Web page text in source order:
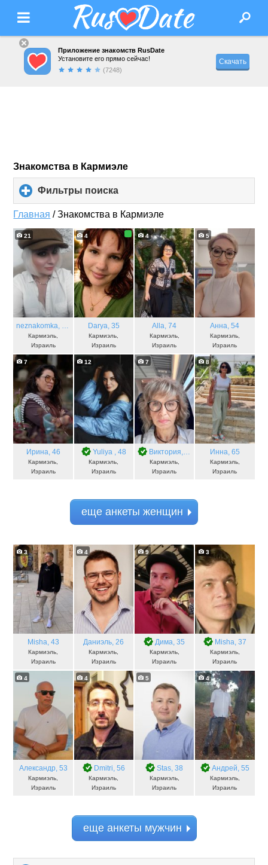
Приложение знакомств RusDate
Установите его прямо сейчас!
(7248)
Скачать
Знакомства в Кармиэле
Фильтры поиска
to
expand
contents
Главная /Знакомства в Кармиэле
21
neznakomka, 61
Кармиэль,
Израиль
4
Darya, 35
Кармиэль,
Израиль
4
Alla, 74
Кармиэль,
Израиль
5
Анна, 54
Кармиэль,
Израиль
7
Ирина, 46
Кармиэль,
Израиль
12
Yuliya , 48
Кармиэль,
Израиль
7
Виктория, 60
Кармиэль,
Израиль
8
Инна, 65
Кармиэль,
Израиль
еще анкеты женщин
3
Misha, 43
Кармиэль,
Израиль
4
Даниэль, 26
Кармиэль,
Израиль
9
Дима, 35
Кармиэль,
Израиль
3
Misha, 37
Кармиэль,
Израиль
4
Александр, 53
Кармиэль,
Израиль
4
Dmitri, 56
Кармиэль,
Израиль
5
Stas, 38
Кармиэль,
Израиль
4
Андрей, 55
Кармиэль,
Израиль
еще анкеты мужчин